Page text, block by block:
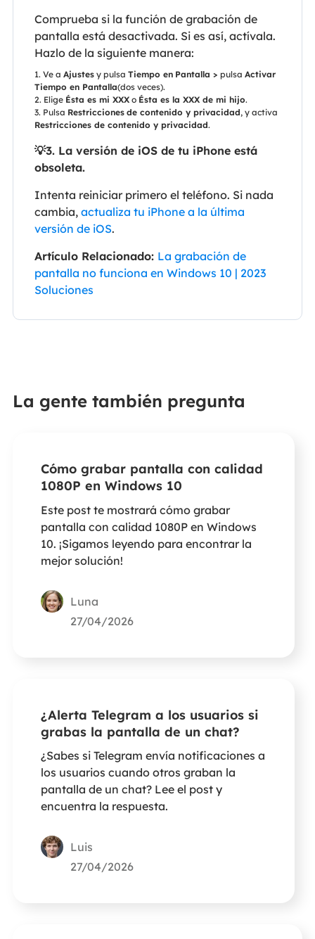
Comprueba si la función de grabación de
pantalla está desactivada. Si es así, actívala.
Hazlo de la siguiente manera:
1. Ve a Ajustesy pulsa Tiempo en Pantalla > pulsa Activar
Tiempo en Pantalla(dos veces).
2. Elige Ésta es mi XXXo Ésta es la XXX de mi hijo.
3. Pulsa Restricciones de contenido y privacidad, y activa
Restricciones de contenido y privacidad.
💡3. La versión de iOS de tu iPhone está
obsoleta.
Intenta reiniciar primero el teléfono. Si nada
cambia, actualiza tu iPhone a la última
versión de iOS.
Artículo Relacionado: La grabación de
pantalla no funciona en Windows 10 | 2023
Soluciones
La gente también pregunta
Cómo grabar pantalla con calidad
1080P en Windows 10
Este post te mostrará cómo grabar
pantalla con calidad 1080P en Windows
10. ¡Sigamos leyendo para encontrar la
mejor solución!
Luna
27/04/2026
¿Alerta Telegram a los usuarios si
grabas la pantalla de un chat?
¿Sabes si Telegram envía notificaciones a
los usuarios cuando otros graban la
pantalla de un chat? Lee el post y
encuentra la respuesta.
Luis
27/04/2026